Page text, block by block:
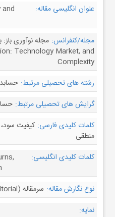
عنوان انگلیسی مقاله:
مجله/کنفرانس: مجله نوآوری باز:
Technology Market, and
Complexity
رشته های تحصیلی مرتبط:
گرایش های تحصیلی مرتبط:
کلمات کلیدی فارسی: کیفیت
منطقی
کلمات کلیدی انگلیسی:
نوع نگارش مقاله: سرمقاله (Editorial)
نمایه: